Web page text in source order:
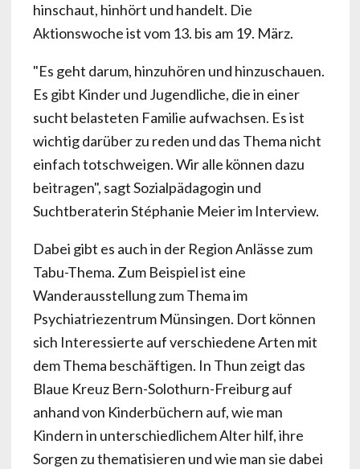
hinschaut, hinhört und handelt. Die
Aktionswoche ist vom 13. bis am 19. März.
"Es geht darum, hinzuhören und hinzuschauen.
Es gibt Kinder und Jugendliche, die in einer
sucht belasteten Familie aufwachsen. Es ist
wichtig darüber zu reden und das Thema nicht
einfach totschweigen. Wir alle können dazu
beitragen", sagt Sozialpädagogin und
Suchtberaterin Stéphanie Meier im Interview.
Dabei gibt es auch in der Region Anlässe zum
Tabu-Thema. Zum Beispiel ist eine
Wanderausstellung zum Thema im
Psychiatriezentrum Münsingen. Dort können
sich Interessierte auf verschiedene Arten mit
dem Thema beschäftigen. In Thun zeigt das
Blaue Kreuz Bern-Solothurn-Freiburg auf
anhand von Kinderbüchern auf, wie man
Kindern in unterschiedlichem Alter hilf, ihre
Sorgen zu thematisieren und wie man sie dabei